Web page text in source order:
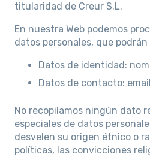
titularidad de Creur S.L.
En nuestra Web podemos
datos personales, que
Datos de identidad:
Datos de contacto:
No recopilamos ningún dato
especiales de datos
desvelen su origen étnico o
políticas, las convicciones